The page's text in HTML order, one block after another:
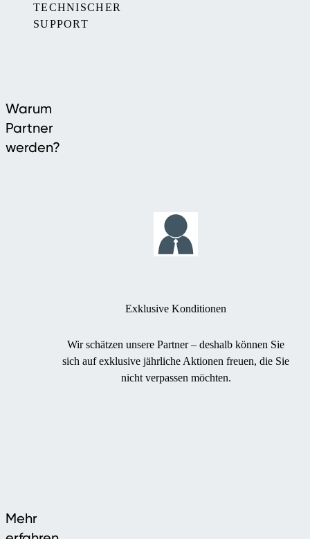
TECHNISCHER
SUPPORT
Warum
Partner
werden?
Exklusive Konditionen
Wir schätzen unsere Partner – deshalb können Sie
sich auf exklusive jährliche Aktionen freuen, die Sie
nicht verpassen möchten.
Mehr